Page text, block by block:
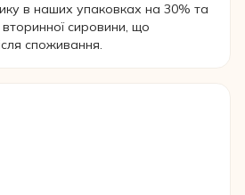
в наших упаковках на 30% та
вторинної сировини, що
споживання.